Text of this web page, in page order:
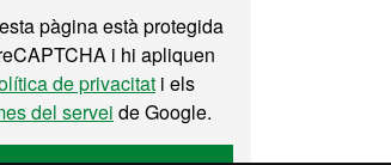
pàgina està protegida
i hi apliquen
de privacitat i els
del servei de Google.